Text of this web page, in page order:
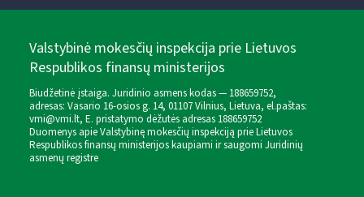
Valstybinė mokesčių inspekcija prie Lietuvos
Respublikos finansų ministerijos
Biudžetinė įstaiga. Juridinio asmens kodas — 188659752,
adresas: Vasario 16-osios g. 14, 01107 Vilnius, Lietuva, el.paštas:
vmi@vmi.lt, E. pristatymo dėžutės adresas 188659752
Duomenys apie Valstybinę mokesčių inspekciją prie Lietuvos
Respublikos finansų ministerijos kaupiami ir saugomi Juridinių
asmenų registre